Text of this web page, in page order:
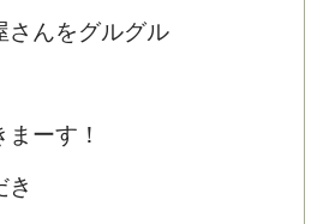
さんをグルグル
ーす！
き